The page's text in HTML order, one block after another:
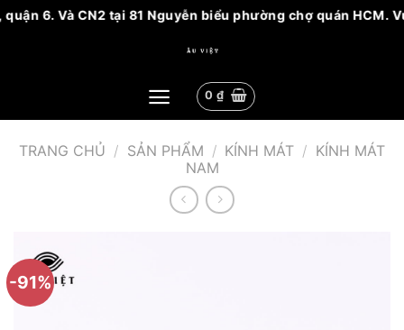
6. Và CN2 tại 81 Nguyễn biểu phường chợ quán HCM. Vui
0 ₫
TRANG CHỦ / SẢN PHẨM / KÍNH MÁT / KÍNH MÁT
NAM
-91%